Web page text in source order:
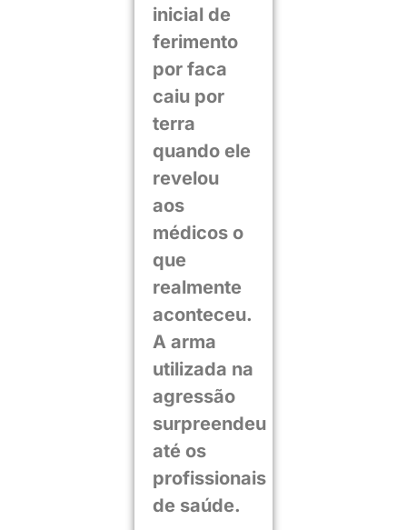
inicial de
ferimento
por faca
caiu por
terra
quando ele
revelou
aos
médicos o
que
realmente
aconteceu.
A arma
utilizada na
agressão
surpreendeu
até os
profissionais
de saúde.